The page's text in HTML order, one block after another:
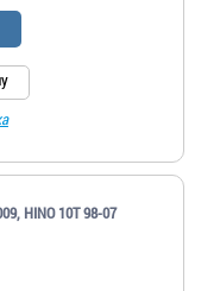
HINO 10T 98-07